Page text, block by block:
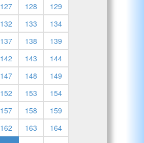
127 128
129
132 133
134
137 138
139
142 143
144
147 148
149
152 153
154
157 158
159
162 163
164